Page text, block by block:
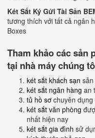
Két Sắt Ký Gửi Tài Sản
tương thích với tất cả ngân
Boxes
Tham khảo các sản
tại nhà máy chúng
két sắt khách sạn
két sắt ngân hàng an
tủ hồ sơ chuyên
két sắt văn phòng
nhất hiện nay
két sắt gia đình sử